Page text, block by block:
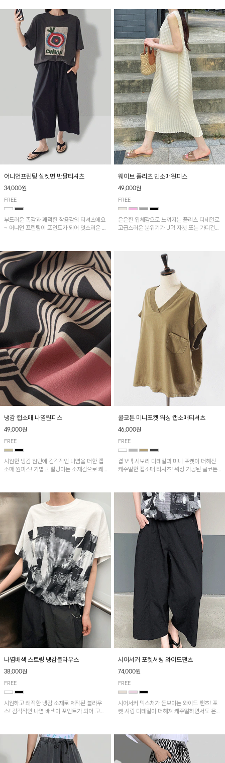
어니언프린팅 실켓면 반팔티셔츠
34,000원
FREE
부드러운 촉감과 쾌적한 착용감의 티셔츠에요
~ 어니언 프린팅이 포인트가 되어 멋스러운 아
웨이브 플리츠 민소매원피스
49,000원
FREE
은은한 입체감으로 느껴지는 플리츠 디테일로
고급스러운 분위기가 UP! 자켓 또는 가디건과
냉감 캡소매 나염원피스
49,000원
FREE
시원한 냉감 원단에 감각적인 나염을 더한 캡
소매 원피스! 가볍고 찰랑이는 소재감으로 쾌
쿨코튼 미니포켓 워싱 캡소매티셔츠
46,000원
FREE
겹 V넥 시보리 디테일과 미니 포켓이 더해진
캐주얼한 캡소매 티셔츠! 워싱 가공된 쿨코튼
나염배색 스트링 냉감블라우스
38,000원
FREE
시원하고 쾌적한 냉감 소재로 제작된 블라우
스! 감각적인 나염 배색이 포인트가 되어 고급
착용 가능합니다~
시어서커 포켓셔링 와이드팬츠
74,000원
FREE
시어서커 텍스처가 돋보이는 와이드 팬츠! 포
켓 셔링 디테일이 더해져 캐주얼하면서도 은은
다. 가볍고 쾌적한 착용감으로 여름철 데일리
아이템으로 활용하기 좋아요~